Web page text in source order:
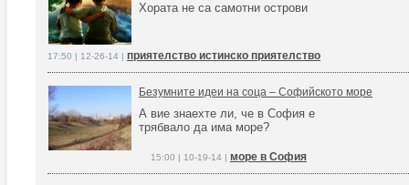
Хората не са самотни острови
17:50 | 12-26-14 | приятелство истинско приятелство
Безумните идеи на соца – Софийското море
А вие знаехте ли, че в София е
трябвало да има море?
15:00 | 10-19-14 | море в София